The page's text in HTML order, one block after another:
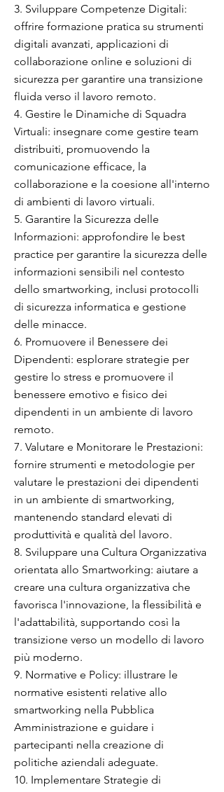
3. Sviluppare Competenze Digitali:
offrire formazione pratica su strumenti
digitali avanzati, applicazioni di
collaborazione online e soluzioni di
sicurezza per garantire una transizione
fluida verso il lavoro remoto.
4. Gestire le Dinamiche di Squadra
Virtuali: insegnare come gestire team
distribuiti, promuovendo la
comunicazione efficace, la
collaborazione e la coesione all'interno
di ambienti di lavoro virtuali.
5. Garantire la Sicurezza delle
Informazioni: approfondire le best
practice per garantire la sicurezza delle
informazioni sensibili nel contesto
dello smartworking, inclusi protocolli
di sicurezza informatica e gestione
delle minacce.
6. Promuovere il Benessere dei
Dipendenti: esplorare strategie per
gestire lo stress e promuovere il
benessere emotivo e fisico dei
dipendenti in un ambiente di lavoro
remoto.
7. Valutare e Monitorare le Prestazioni:
fornire strumenti e metodologie per
valutare le prestazioni dei dipendenti
in un ambiente di smartworking,
mantenendo standard elevati di
produttività e qualità del lavoro.
8. Sviluppare una Cultura Organizzativa
orientata allo Smartworking: aiutare a
creare una cultura organizzativa che
favorisca l'innovazione, la flessibilità e
l'adattabilità, supportando così la
transizione verso un modello di lavoro
più moderno.
9. Normative e Policy: illustrare le
normative esistenti relative allo
smartworking nella Pubblica
Amministrazione e guidare i
partecipanti nella creazione di
politiche aziendali adeguate.
10. Implementare Strategie di